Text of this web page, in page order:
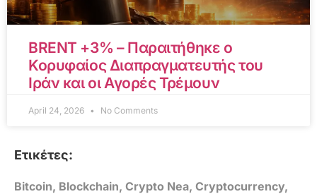
BRENT +3% – Παραιτήθηκε ο
Κορυφαίος Διαπραγματευτής του
Ιράν και οι Αγορές Τρέμουν
April 24, 2026 No Comments
Ετικέτες:
Bitcoin, Blockchain, Crypto Nea, Cryptocurrency,